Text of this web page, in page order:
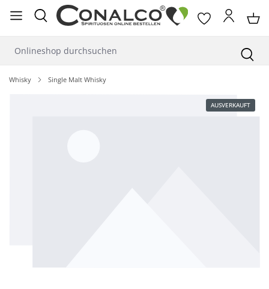
springen
Whisky Single Malt Whisky
AUSVERKAUFT